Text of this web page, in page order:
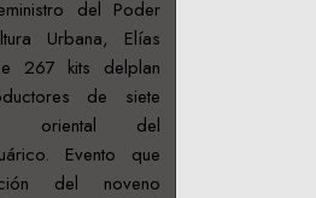
del Poder
Urbana, Elías
267 kits delplan
de siete
oriental del
Evento que
del noveno